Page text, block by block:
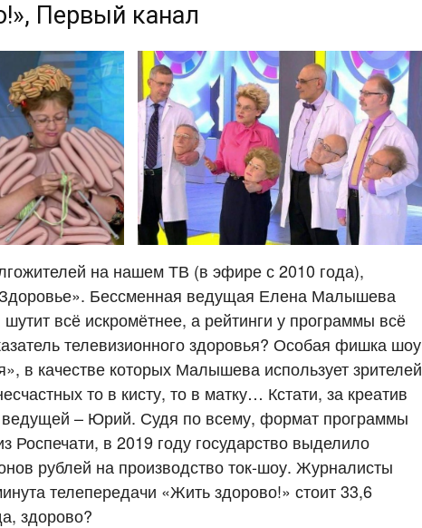
Первый канал
на нашем ТВ (в эфире с 2010 года),
Бессменная ведущая Елена Малышева
всё искромётнее, а рейтинги у программы всё
телевизионного здоровья? Особая фишка шоу
в качестве которых Малышева использует зрителей
то в кисту, то в матку… Кстати, за креатив
ведущей – Юрий. Судя по всему, формат программы
Роспечати, в 2019 году государство выделило
рублей на производство ток-шоу. Журналисты
телепередачи «Жить здорово!» стоит 33,6
здорово?